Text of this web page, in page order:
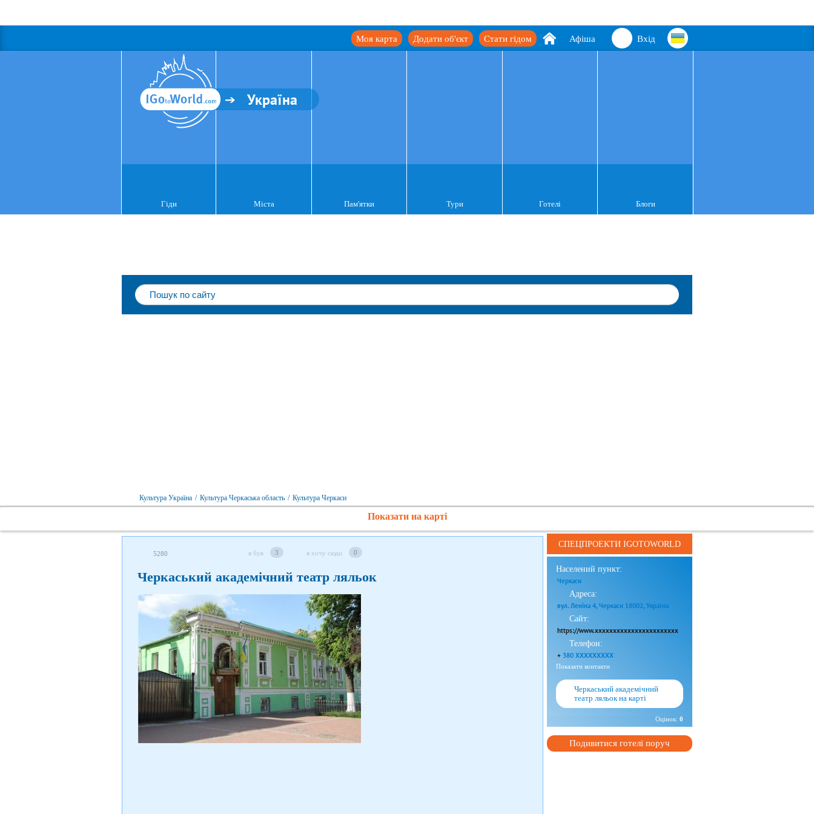
Вхід
Афіша
Стати гідом
Додати об'єкт
Моя карта
Україна
Гіди Міста Пам'ятки Тури Готелі Блоги
Культура Україна / Культура Черкаська область / Культура Черкаси
Показати на карті
5280 я був 3 я хочу сюди 0
Черкаський академічний театр ляльок
СПЕЦПРОЕКТИ IGOTOWORLD
Населений пункт:
Черкаси
Адреса:
вул. Леніна 4, Черкаси 18002, Україна
Сайт:
https://www.xxxxxxxxxxxxxxxxxxxxxxx
Телефон:
+ 380 XXXXXXXXX
Показати контакти
Черкаський академічний
театр ляльок на карті
Оцінок: 0
Подивитися готелі поруч